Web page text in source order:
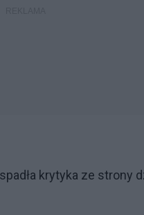
krytyka ze